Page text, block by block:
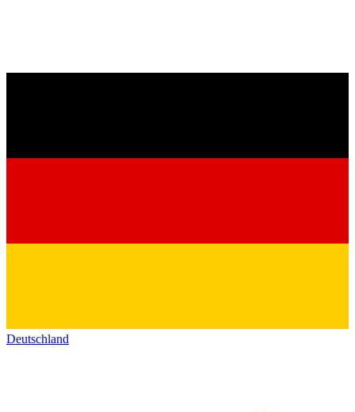
Deutschland